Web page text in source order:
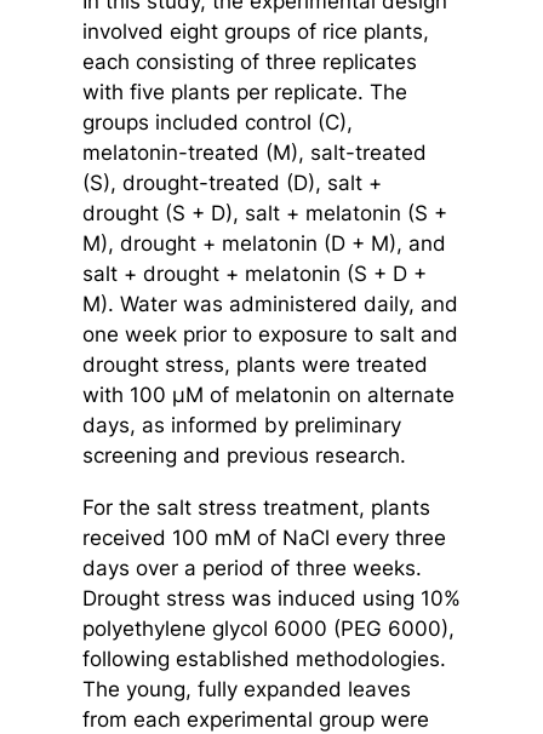
involved eight groups of rice plants,
each consisting of three replicates
with five plants per replicate. The
groups included control (C),
melatonin-treated (M), salt-treated
(S), drought-treated (D), salt +
drought (S + D), salt + melatonin (S +
M), drought + melatonin (D + M), and
salt + drought + melatonin (S + D +
M). Water was administered daily, and
one week prior to exposure to salt and
drought stress, plants were treated
with 100 µM of melatonin on alternate
days, as informed by preliminary
screening and previous research.
For the salt stress treatment, plants
received 100 mM of NaCl every three
days over a period of three weeks.
Drought stress was induced using 10%
polyethylene glycol 6000 (PEG 6000),
following established methodologies.
The young, fully expanded leaves
from each experimental group were